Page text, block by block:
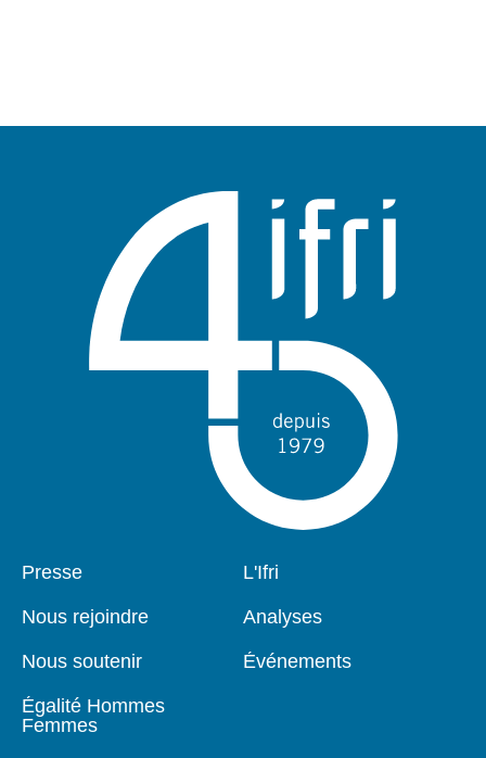
Pied
Presse
Nous rejoindre
Nous soutenir
Égalité Hommes
Femmes
Navigation
L'Ifri
Analyses
Événements